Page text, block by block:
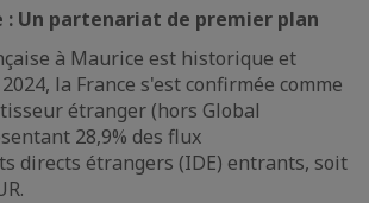
: Un partenariat de premier plan
à Maurice est historique et
la France s'est confirmée comme
étranger (hors Global
28,9% des flux
directs étrangers (IDE) entrants, soit